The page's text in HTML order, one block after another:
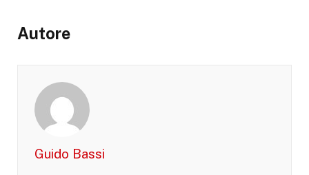
Autore
Guido Bassi